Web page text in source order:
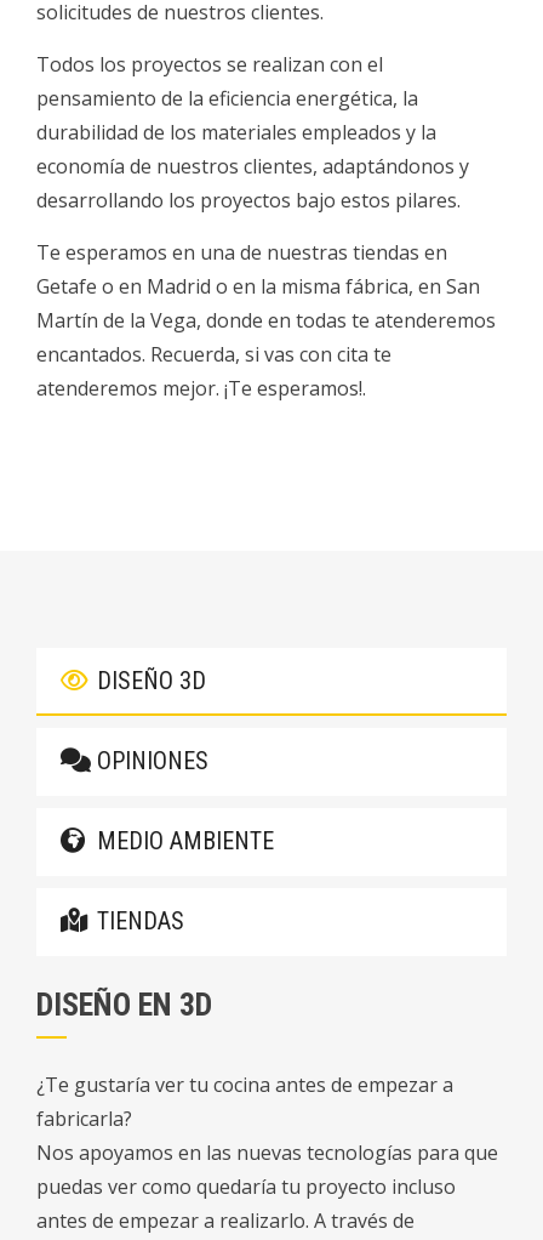
solicitudes de nuestros clientes.
Todos los proyectos se realizan con el
pensamiento de la eficiencia energética, la
durabilidad de los materiales empleados y la
economía de nuestros clientes, adaptándonos y
desarrollando los proyectos bajo estos pilares.
Te esperamos en una de nuestras tiendas en
Getafe o en Madrid o en la misma fábrica, en San
Martín de la Vega, donde en todas te atenderemos
encantados. Recuerda, si vas con cita te
atenderemos mejor. ¡Te esperamos!.
DISEÑO 3D
OPINIONES
MEDIO AMBIENTE
TIENDAS
DISEÑO EN 3D
¿Te gustaría ver tu cocina antes de empezar a
fabricarla?
Nos apoyamos en las nuevas tecnologías para que
puedas ver como quedaría tu proyecto incluso
antes de empezar a realizarlo. A través de